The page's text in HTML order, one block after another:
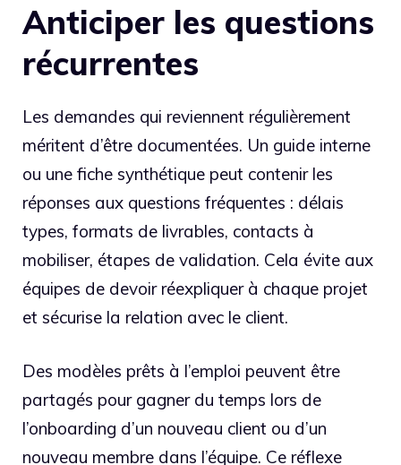
Anticiper les questions
récurrentes
Les demandes qui reviennent régulièrement
méritent d’être documentées. Un guide interne
ou une fiche synthétique peut contenir les
réponses aux questions fréquentes : délais
types, formats de livrables, contacts à
mobiliser, étapes de validation. Cela évite aux
équipes de devoir réexpliquer à chaque projet
et sécurise la relation avec le client.
Des modèles prêts à l’emploi peuvent être
partagés pour gagner du temps lors de
l’onboarding d’un nouveau client ou d’un
nouveau membre dans l’équipe. Ce réflexe